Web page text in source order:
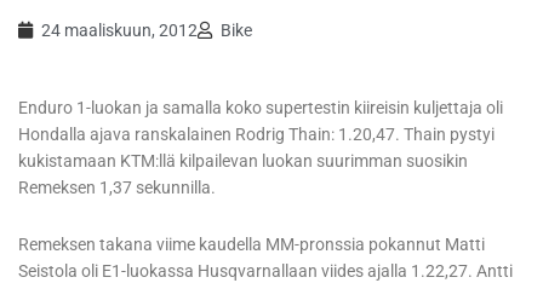
24 maaliskuun, 2012 Bike
Enduro 1-luokan ja samalla koko supertestin kiireisin kuljettaja oli
Hondalla ajava ranskalainen Rodrig Thain: 1.20,47. Thain pystyi
kukistamaan KTM:llä kilpailevan luokan suurimman suosikin
Remeksen 1,37 sekunnilla.
Remeksen takana viime kaudella MM-pronssia pokannut Matti
Seistola oli E1-luokassa Husqvarnallaan viides ajalla 1.22,27. Antti